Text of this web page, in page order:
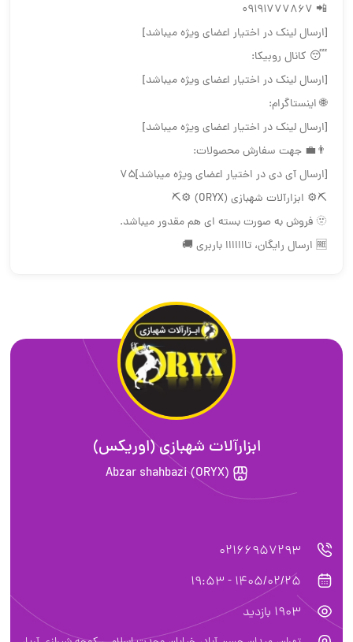
📲 09191777867
[ارسال لینک در اختیار اعضای ویژه میباشد]
😴 کانال روبیکا:
[ارسال لینک در اختیار اعضای ویژه میباشد]
🌐 اینستاگرام:
[ارسال لینک در اختیار اعضای ویژه میباشد]
👨‍💼 جهت سفارش محصولات:
[ارسال آی دی در اختیار اعضای ویژه میباشد]75
⛏⚙️ ابزارآلات شهبازی (ORYX) ⚙️⛏
🫥 فروش به صورت بسته ای هم مقدور ميباشد.
🆓 ارسال رایگان، تااااااا باربری 🚚
ابزارآلات شهبازی (اوریکس)
Abzar shahbazi (ORYX)
02166957293
1405/02/25 - 19:53
1903 بازدید